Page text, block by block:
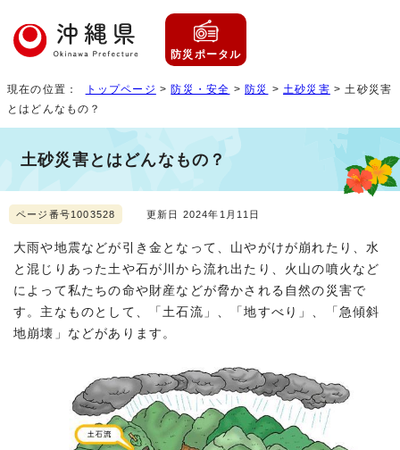
防災ポータル
現在の位置： トップページ > 防災・安全 > 防災 >土砂災害 > 土砂災害
とはどんなもの？
土砂災害とはどんなもの？
ページ番号1003528 更新日 2024年1月11日
大雨や地震などが引き金となって、山やがけが崩れたり、水
と混じりあった土や石が川から流れ出たり、火山の噴火など
によって私たちの命や財産などが脅かされる自然の災害で
す。主なものとして、「土石流」、「地すべり」、「急傾斜
地崩壊」などがあります。